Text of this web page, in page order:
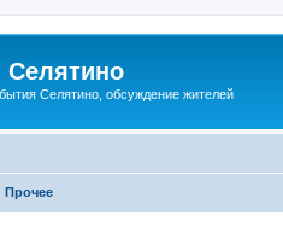
Селятино, обсуждение жителей
Прочее